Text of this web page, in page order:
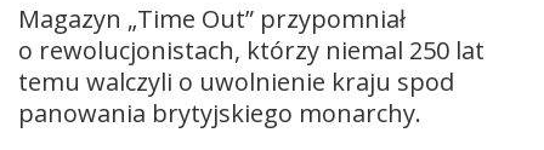
Magazyn „Time Out” przypomniał
o rewolucjonistach, którzy niemal 250 lat
temu walczyli o uwolnienie kraju spod
panowania brytyjskiego monarchy.